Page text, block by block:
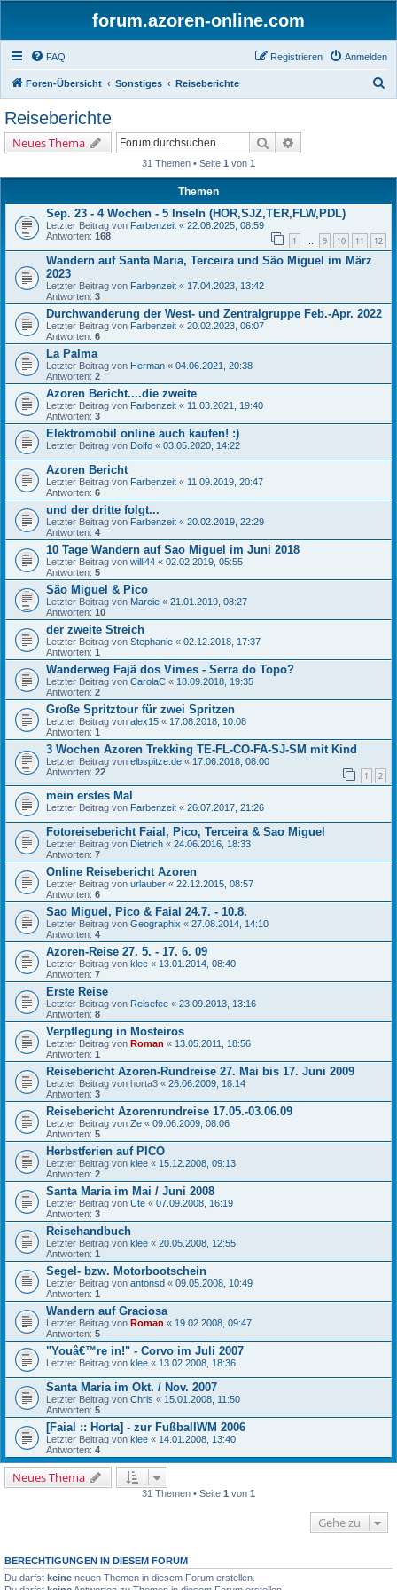
forum.azoren-online.com
FAQ Anmelden
Registrieren
Foren-Übersicht Sonstiges Reiseberichte
Reiseberichte
Neues Thema Suche
31 Themen • Seite 1 von 1
Themen
Sep. 23 - 4 Wochen - 5 Inseln (HOR,SJZ,TER,FLW,PDL)
Letzter Beitrag von Farbenzeit « 22.08.2025, 08:59
Antworten: 168 1 … 9 10 11 12
Wandern auf Santa Maria, Terceira und São Miguel im März
2023
Letzter Beitrag von Farbenzeit « 17.04.2023, 13:42
Antworten: 3
Durchwanderung der West- und Zentralgruppe Feb.-Apr. 2022
Letzter Beitrag von Farbenzeit « 20.02.2023, 06:07
Antworten: 6
La Palma
Letzter Beitrag von Herman « 04.06.2021, 20:38
Antworten: 2
Azoren Bericht....die zweite
Letzter Beitrag von Farbenzeit « 11.03.2021, 19:40
Antworten: 3
Elektromobil online auch kaufen! :)
Letzter Beitrag von Dolfo « 03.05.2020, 14:22
Azoren Bericht
Letzter Beitrag von Farbenzeit « 11.09.2019, 20:47
Antworten: 6
und der dritte folgt...
Letzter Beitrag von Farbenzeit « 20.02.2019, 22:29
Antworten: 4
10 Tage Wandern auf Sao Miguel im Juni 2018
Letzter Beitrag von willi44 « 02.02.2019, 05:55
Antworten: 5
São Miguel & Pico
Letzter Beitrag von Marcie « 21.01.2019, 08:27
Antworten: 10
der zweite Streich
Letzter Beitrag von Stephanie « 02.12.2018, 17:37
Antworten: 1
Wanderweg Fajã dos Vimes - Serra do Topo?
Letzter Beitrag von CarolaC « 18.09.2018, 19:35
Antworten: 2
Große Spritztour für zwei Spritzen
Letzter Beitrag von alex15 « 17.08.2018, 10:08
Antworten: 1
3 Wochen Azoren Trekking TE-FL-CO-FA-SJ-SM mit Kind
Letzter Beitrag von elbspitze.de « 17.06.2018, 08:00
Antworten: 22 1 2
mein erstes Mal
Letzter Beitrag von Farbenzeit « 26.07.2017, 21:26
Fotoreisebericht Faial, Pico, Terceira & Sao Miguel
Letzter Beitrag von Dietrich « 24.06.2016, 18:33
Antworten: 7
Online Reisebericht Azoren
Letzter Beitrag von urlauber « 22.12.2015, 08:57
Antworten: 6
Sao Miguel, Pico & Faial 24.7. - 10.8.
Letzter Beitrag von Geographix « 27.08.2014, 14:10
Antworten: 4
Azoren-Reise 27. 5. - 17. 6. 09
Letzter Beitrag von klee « 13.01.2014, 08:40
Antworten: 7
Erste Reise
Letzter Beitrag von Reisefee « 23.09.2013, 13:16
Antworten: 8
Verpflegung in Mosteiros
Letzter Beitrag von Roman « 13.05.2011, 18:56
Antworten: 1
Reisebericht Azoren-Rundreise 27. Mai bis 17. Juni 2009
Letzter Beitrag von horta3 « 26.06.2009, 18:14
Antworten: 3
Reisebericht Azorenrundreise 17.05.-03.06.09
Letzter Beitrag von Ze « 09.06.2009, 08:06
Antworten: 5
Herbstferien auf PICO
Letzter Beitrag von klee « 15.12.2008, 09:13
Antworten: 2
Santa Maria im Mai / Juni 2008
Letzter Beitrag von Ute « 07.09.2008, 16:19
Antworten: 3
Reisehandbuch
Letzter Beitrag von klee « 20.05.2008, 12:55
Antworten: 1
Segel- bzw. Motorbootschein
Letzter Beitrag von antonsd « 09.05.2008, 10:49
Antworten: 1
Wandern auf Graciosa
Letzter Beitrag von Roman « 19.02.2008, 09:47
Antworten: 5
"Youâ€™re in!" - Corvo im Juli 2007
Letzter Beitrag von klee « 13.02.2008, 18:36
Santa Maria im Okt. / Nov. 2007
Letzter Beitrag von Chris « 15.01.2008, 11:50
Antworten: 5
[Faial :: Horta] - zur FußballWM 2006
Letzter Beitrag von klee « 14.01.2008, 13:40
Antworten: 4
Neues Thema
31 Themen • Seite 1 von 1
Gehe zu
BERECHTIGUNGEN IN DIESEM FORUM
Du darfst keine neuen Themen in diesem Forum erstellen.